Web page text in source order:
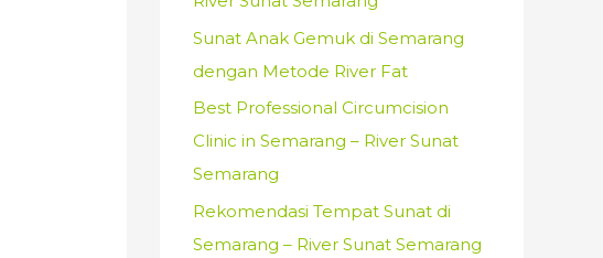
Sunat Anak Gemuk di Semarang
dengan Metode River Fat
Best Professional Circumcision
Clinic in Semarang – River Sunat
Semarang
Rekomendasi Tempat Sunat di
Semarang – River Sunat Semarang